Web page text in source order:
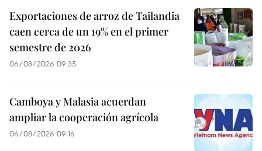
Exportaciones de arroz de Tailandia
caen cerca de un 19% en el primer
semestre de 2026
06/08/2026 09:35
Camboya y Malasia acuerdan
ampliar la cooperación agrícola
06/08/2026 09:16